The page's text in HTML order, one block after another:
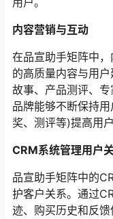
内容营销与互动
在品宣助手矩阵中
的高质量内容与用
故事、产品测评、专
品牌能够不断保持
奖、测评等)提高用户
CRM系统管理用户
品宣助手矩阵中的
护客户关系。通过
迹、购买历史和反